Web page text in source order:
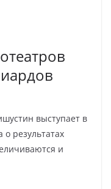
выступает в
о результатах
и